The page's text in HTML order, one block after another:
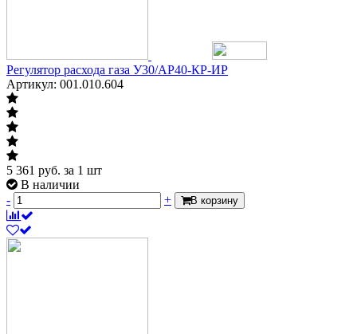
Регулятор расхода газа У30/АР40-КР-ИР
Артикул: 001.010.604
5 361 руб. за 1 шт
В наличии
-
+ В корзину